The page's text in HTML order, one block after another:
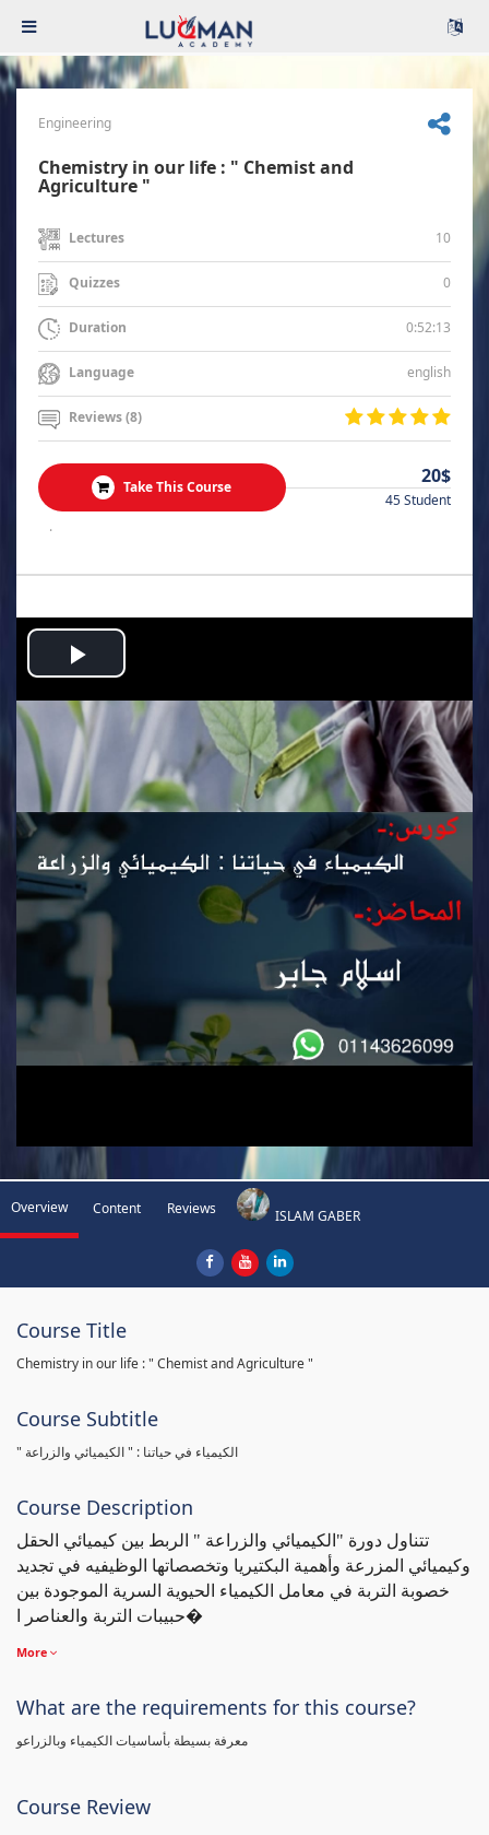
Engineering
Chemistry in our life : " Chemist and
Agriculture "
Lectures 10
Quizzes 0
Duration 0:52:13
Language english
Reviews (8)
Take This Course 20$
45 Student
.
Play
Video
Overview Content Reviews ISLAM GABER
Course Title
Chemistry in our life : " Chemist and Agriculture "
Course Subtitle
" الكيمياء في حياتنا : " الكيميائي والزراعة
Course Description
تتناول دورة "الكيميائي والزراعة " الربط بين كيميائي الحقل
وكيميائي المزرعة وأهمية البكتيريا وتخصصاتها الوظيفيه في تجديد
خصوبة التربة في معامل الكيمياء الحيوية السرية الموجودة بين
حبيبات التربة والعناصر ا�
More
What are the requirements for this course?
معرفة بسيطة بأساسيات الكيمياء وبالزراعو
Course Review